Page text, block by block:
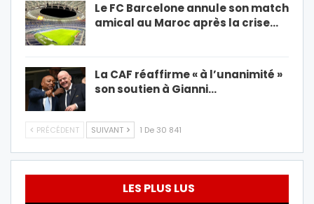
Le FC Barcelone annule son match
amical au Maroc après la crise…
La CAF réaffirme « à l’unanimité »
son soutien à Gianni…
PRÉCÉDENT SUIVANT 1 De 30 841
LES PLUS LUS